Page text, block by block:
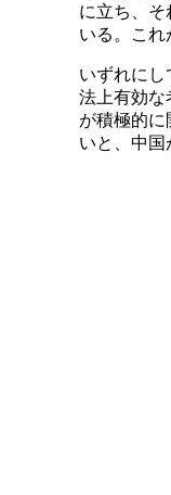
に立ち、
いる。これ
いずれに
法上有効な
が積極的
いと、中